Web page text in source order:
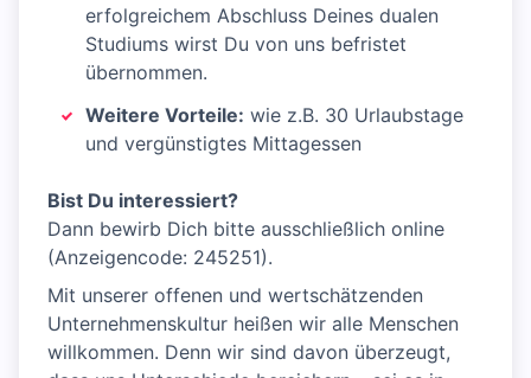
erfolgreichem Abschluss Deines dualen
Studiums wirst Du von uns befristet
übernommen.
Weitere Vorteile: wie z.B. 30 Urlaubstage
und vergünstigtes Mittagessen
Bist Du interessiert?
Dann bewirb Dich bitte ausschließlich online
(Anzeigencode: 245251).
Mit unserer offenen und wertschätzenden
Unternehmenskultur heißen wir alle Menschen
willkommen. Denn wir sind davon überzeugt,